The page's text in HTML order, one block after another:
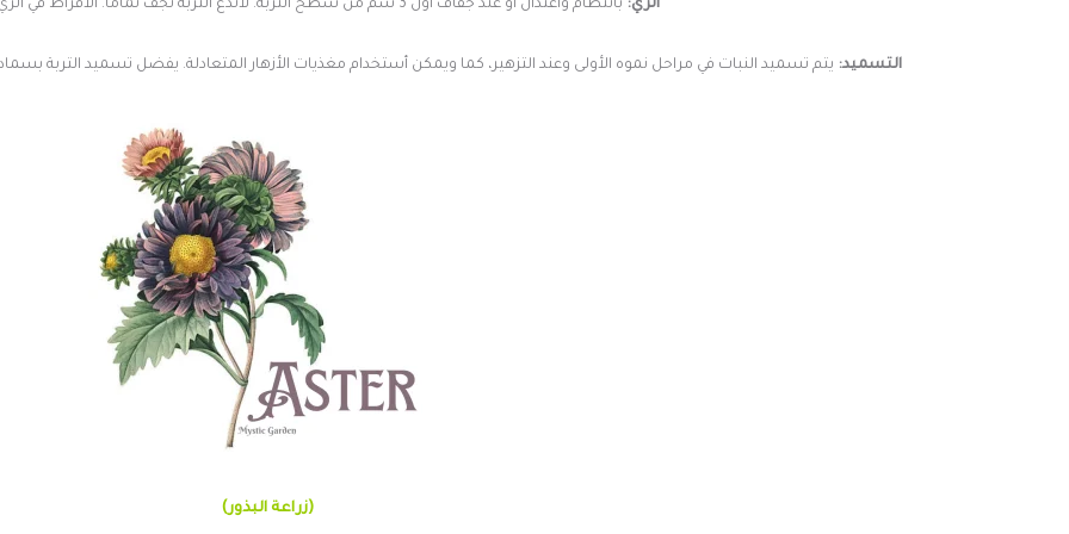
الري: بأنتظام وأعتدال أو عند جفاف أول 3 سم من سطح التربة. لاتدع التربة تجف تماماً. الأفراط في الري سوف يقتل نباتك.
التسميد: يتم تسميد النبات في مراحل نموه الأولى وعند التزهير، كما ويمكن أستخدام مغذيات الأزهار المتعادلة. يفضل تسميد التربة
(زراعة البذور)